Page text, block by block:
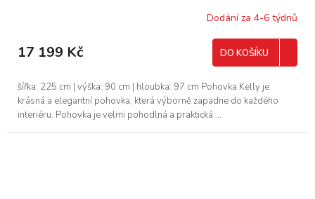
R
Dodání za 4-6 týdnů
17 199 Kč DO KOŠÍKU
šířka: 225 cm | výška: 90 cm | hloubka: 97 cm Pohovka Kelly je
krásná a elegantní pohovka, která výborně zapadne do každého
interiéru. Pohovka je velmi pohodlná a praktická....